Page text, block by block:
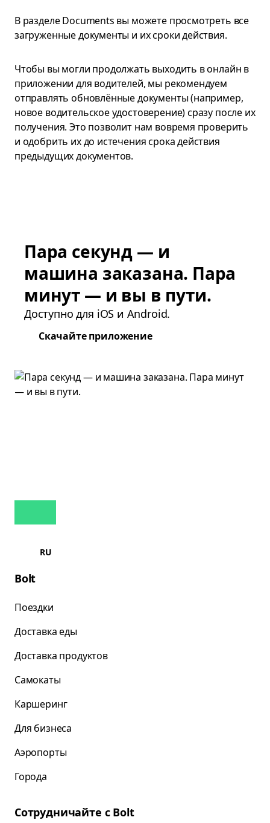
В разделе Documents вы можете просмотреть все
загруженные документы и их сроки действия.
Чтобы вы могли продолжать выходить в онлайн в
приложении для водителей, мы рекомендуем
отправлять обновлённые документы (например,
новое водительское удостоверение) сразу после их
получения. Это позволит нам вовремя проверить
и одобрить их до истечения срока действия
предыдущих документов.
Пара секунд — и
машина заказана. Пара
минут — и вы в пути.
Доступно для iOS и Android.
Скачайте приложение
RU
Bolt
Поездки
Доставка еды
Доставка продуктов
Самокаты
Каршеринг
Для бизнеса
Аэропорты
Города
Сотрудничайте с Bolt